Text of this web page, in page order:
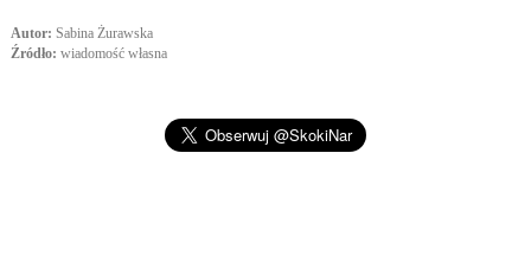
Autor: Sabina Żurawska
Źródło: wiadomość własna